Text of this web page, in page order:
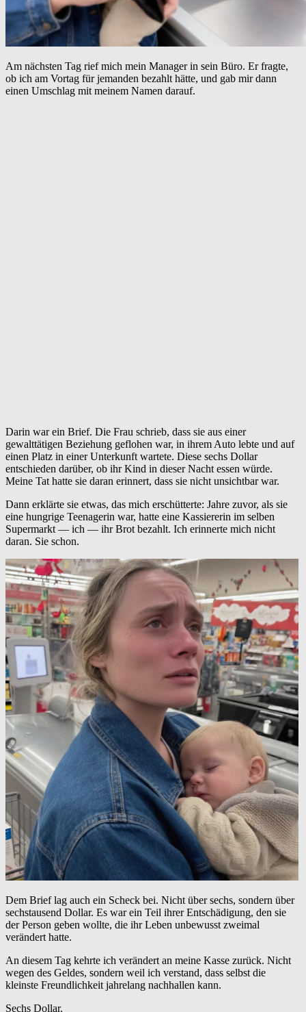
Am nächsten Tag rief mich mein Manager in sein Büro. Er fragte,
ob ich am Vortag für jemanden bezahlt hätte, und gab mir dann
einen Umschlag mit meinem Namen darauf.
Darin war ein Brief. Die Frau schrieb, dass sie aus einer
gewalttätigen Beziehung geflohen war, in ihrem Auto lebte und auf
einen Platz in einer Unterkunft wartete. Diese sechs Dollar
entschieden darüber, ob ihr Kind in dieser Nacht essen würde.
Meine Tat hatte sie daran erinnert, dass sie nicht unsichtbar war.
Dann erklärte sie etwas, das mich erschütterte: Jahre zuvor, als sie
eine hungrige Teenagerin war, hatte eine Kassiererin im selben
Supermarkt — ich — ihr Brot bezahlt. Ich erinnerte mich nicht
daran. Sie schon.
Dem Brief lag auch ein Scheck bei. Nicht über sechs, sondern über
sechstausend Dollar. Es war ein Teil ihrer Entschädigung, den sie
der Person geben wollte, die ihr Leben unbewusst zweimal
verändert hatte.
An diesem Tag kehrte ich verändert an meine Kasse zurück. Nicht
wegen des Geldes, sondern weil ich verstand, dass selbst die
kleinste Freundlichkeit jahrelang nachhallen kann.
Sechs Dollar.